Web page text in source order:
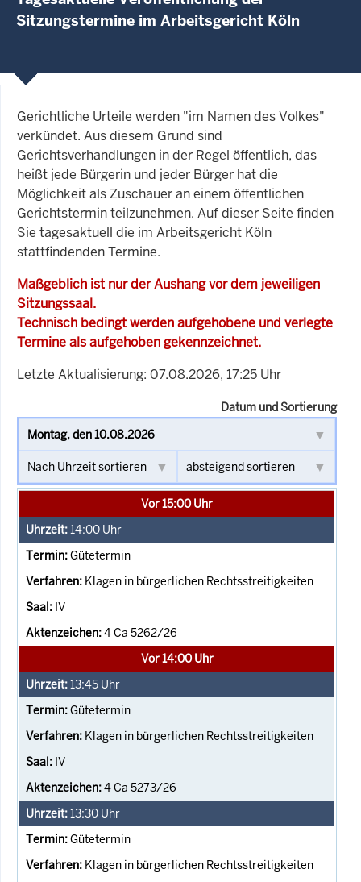
Sitzungstermine im Arbeitsgericht Köln
Gerichtliche Urteile werden "im Namen des Volkes"
verkündet. Aus diesem Grund sind
Gerichtsverhandlungen in der Regel öffentlich, das
heißt jede Bürgerin und jeder Bürger hat die
Möglichkeit als Zuschauer an einem öffentlichen
Gerichtstermin teilzunehmen. Auf dieser Seite finden
Sie tagesaktuell die im Arbeitsgericht Köln
stattfindenden Termine.
Maßgeblich ist nur der Aushang vor dem jeweiligen
Sitzungssaal.
Technisch bedingt werden aufgehobene und verlegte
Termine als aufgehoben gekennzeichnet.
Letzte Aktualisierung: 07.08.2026, 17:25 Uhr
Datum und Sortierung
Vor 15:00 Uhr
14:00 Uhr
Gütetermin
Klagen in bürgerlichen Rechtsstreitigkeiten
IV
4 Ca 5262/26
Vor 14:00 Uhr
13:45 Uhr
Gütetermin
Klagen in bürgerlichen Rechtsstreitigkeiten
IV
4 Ca 5273/26
13:30 Uhr
Gütetermin
Klagen in bürgerlichen Rechtsstreitigkeiten